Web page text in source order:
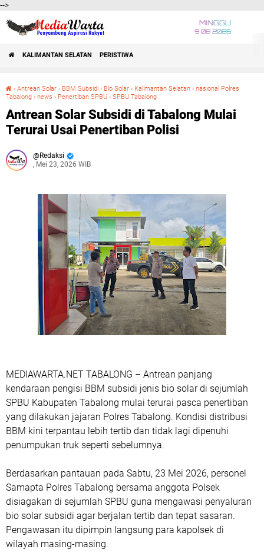
-->
MINGGU
9 08 2026
KALIMANTAN SELATAN PERISTIWA
› Antrean Solar › BBM Subsidi › Bio Solar › Kalimantan Selatan › nasional Polres
Tabalong › news › Penertiban SPBU › SPBU Tabalong
Antrean Solar Subsidi di Tabalong Mulai
Terurai Usai Penertiban Polisi
Redaksi
, Mei 23, 2026 WIB
MEDIAWARTA.NET TABALONG – Antrean panjang
kendaraan pengisi BBM subsidi jenis bio solar di sejumlah
SPBU Kabupaten Tabalong mulai terurai pasca penertiban
yang dilakukan jajaran Polres Tabalong. Kondisi distribusi
BBM kini terpantau lebih tertib dan tidak lagi dipenuhi
penumpukan truk seperti sebelumnya.
Berdasarkan pantauan pada Sabtu, 23 Mei 2026, personel
Samapta Polres Tabalong bersama anggota Polsek
disiagakan di sejumlah SPBU guna mengawasi penyaluran
bio solar subsidi agar berjalan tertib dan tepat sasaran.
Pengawasan itu dipimpin langsung para kapolsek di
wilayah masing-masing.